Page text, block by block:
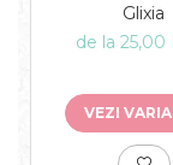
Glixia
de la 25,00
VEZI